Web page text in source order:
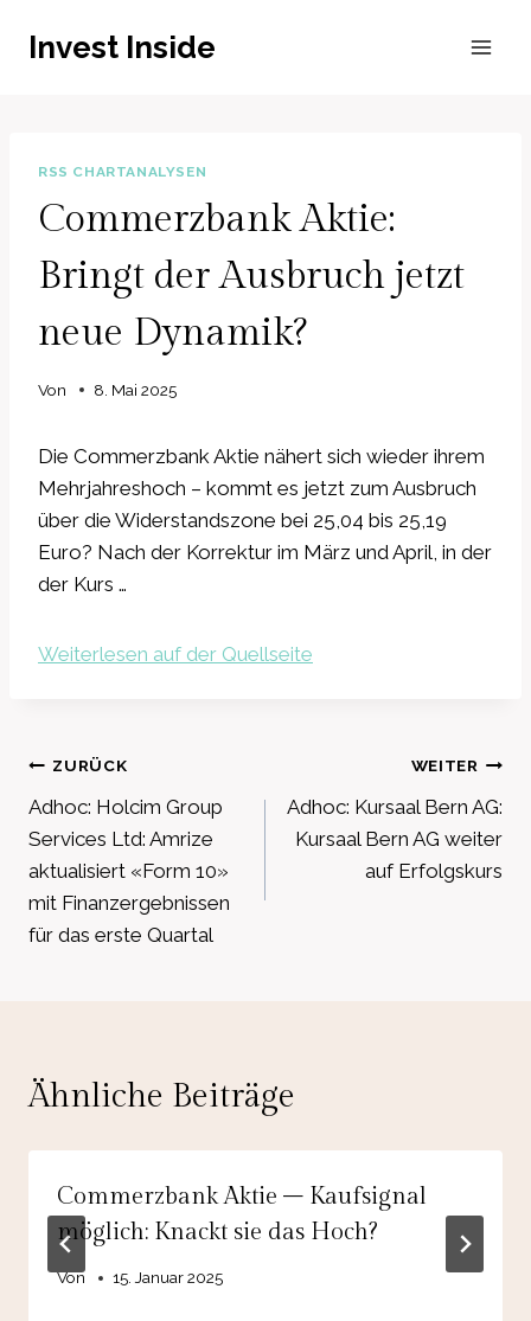
InhaltInvest Inside
RSS CHARTANALYSEN
Commerzbank Aktie:
Bringt der Ausbruch jetzt
neue Dynamik?
Von 8. Mai 2025
Die Commerzbank Aktie nähert sich wieder ihrem
Mehrjahreshoch – kommt es jetzt zum Ausbruch
über die Widerstandszone bei 25,04 bis 25,19
Euro? Nach der Korrektur im März und April, in der
der Kurs …
Weiterlesen auf der Quellseite
Beitragsnavigation
ZURÜCK
Adhoc: Holcim Group
Services Ltd: Amrize
aktualisiert «Form 10»
mit Finanzergebnissen
für das erste Quartal
WEITER
Adhoc: Kursaal Bern AG:
Kursaal Bern AG weiter
auf Erfolgskurs
Ähnliche Beiträge
Commerzbank Aktie – Kaufsignal
möglich: Knackt sie das Hoch?
Von 15. Januar 2025